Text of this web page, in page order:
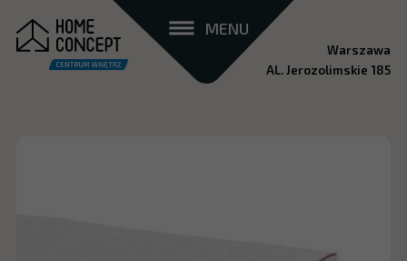
MENU
Warszawa
AL. Jerozolimskie 185